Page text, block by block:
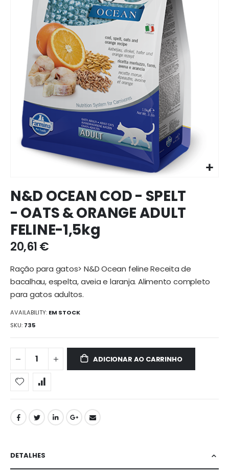
para
o
início
da
galeria
de
N&D OCEAN COD - SPELT
- OATS & ORANGE ADULT
FELINE-1,5kg
20,61 €
Ração para gatos> N&D Ocean feline Receita de
bacalhau, espelta, aveia e laranja. Alimento completo
para gatos adultos.
AVAILABILITY: EM STOCK
SKU 735
ADICIONAR AO CARRINHO
DETALHES